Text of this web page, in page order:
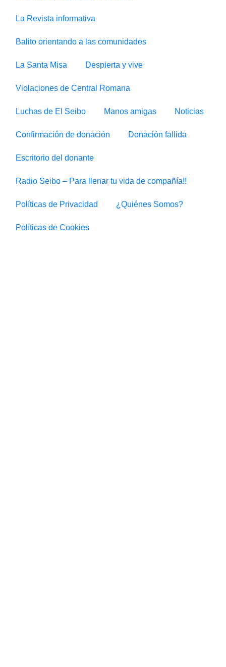
La Revista informativa
Balito orientando a las comunidades
La Santa Misa Despierta y vive
Violaciones de Central Romana
Luchas de El Seibo Manos amigas Noticias
Confirmación de donación Donación fallida
Escritorio del donante
Radio Seibo – Para llenar tu vida de compañía!!
Políticas de Privacidad ¿Quiénes Somos?
Políticas de Cookies